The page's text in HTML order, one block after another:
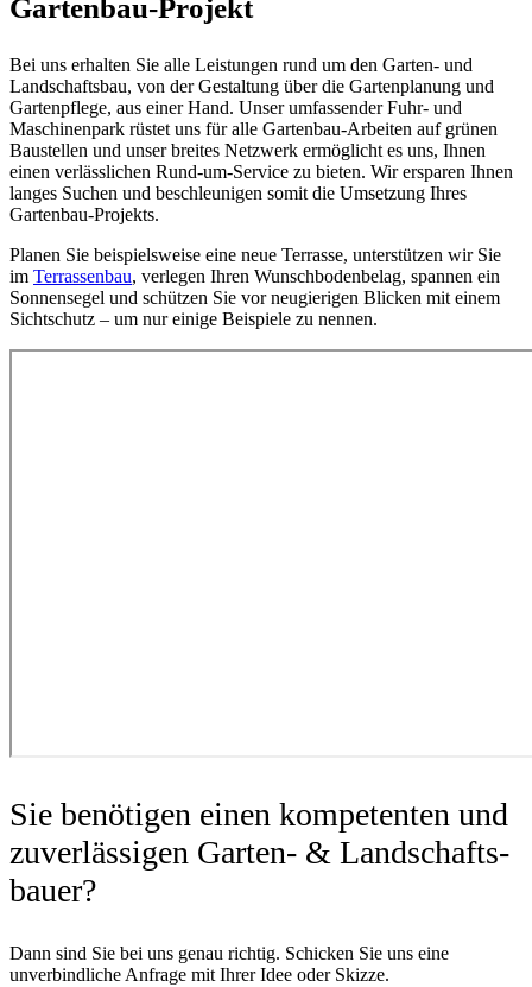
Gartenbau-Projekt
Bei uns erhalten Sie alle Leistungen rund um den Garten- und
Landschaftsbau, von der Gestaltung über die Gartenplanung und
Gartenpflege, aus einer Hand. Unser umfassender Fuhr- und
Maschinenpark rüstet uns für alle Gartenbau-Arbeiten auf grünen
Baustellen und unser breites Netzwerk ermöglicht es uns, Ihnen
einen verlässlichen Rund-um-Service zu bieten. Wir ersparen Ihnen
langes Suchen und beschleunigen somit die Umsetzung Ihres
Gartenbau-Projekts.
Planen Sie beispielsweise eine neue Terrasse, unterstützen wir Sie
im Terrassenbau, verlegen Ihren Wunschbodenbelag, spannen ein
Sonnensegel und schützen Sie vor neugierigen Blicken mit einem
Sichtschutz – um nur einige Beispiele zu nennen.
Sie benötigen einen kompetenten und
zuver­lässigen Garten- & Land­schafts­
bauer?
Dann sind Sie bei uns genau richtig. Schicken Sie uns eine
unverbindliche Anfrage mit Ihrer Idee oder Skizze.